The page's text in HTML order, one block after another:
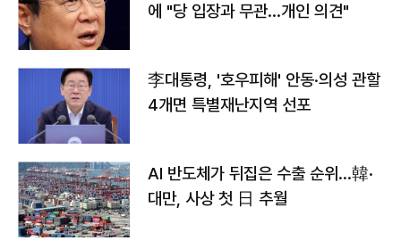
에 "당 입장과 무관…개인 의견"
李대통령, '호우피해' 안동·의성 관할
4개면 특별재난지역 선포
AI 반도체가 뒤집은 수출 순위…韓·
대만, 사상 첫 日 추월